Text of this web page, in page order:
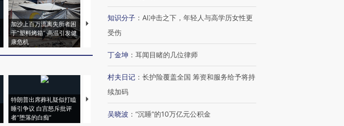
加沙上百万流离失所者困
于“塑料烤箱” 高温引发健
康危机
视线｜HYROX的吸金
术：是什么让中产们甘
心“花钱找虐”？
毒品
育部长拱下台
特朗普出席葬礼疑似打瞌
睡引争议 白宫怒斥批评
者“堕落的白痴”
视线｜全球最热百城独占
阿根廷3-0阿尔及利亚
知识分子 ： AI冲击之下，年轻人与高学历女性更
受伤
丁金坤 ： 耳闻目睹的几位律师
村夫日记 ： 长护险覆盖全国 筹资和服务给予将持
续加码
吴晓波 ： “沉睡”的10万亿元公积金